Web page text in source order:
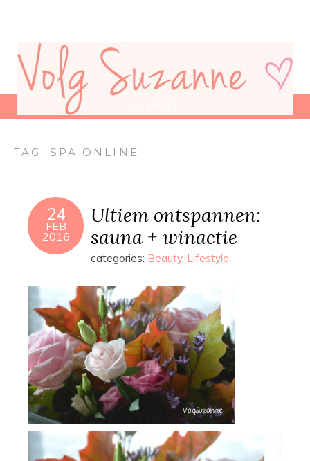
TAG: SPA ONLINE
24
FEB
2016
Ultiem ontspannen:
sauna + winactie
categories: Beauty, Lifestyle